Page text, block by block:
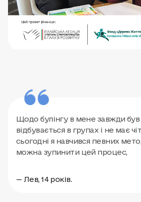
Щодо булінгу в мене завжди був
відбувається в групах і не має
сьогодні я навчився певних
можна зупинити цей процес,
— Лев, 14 років.